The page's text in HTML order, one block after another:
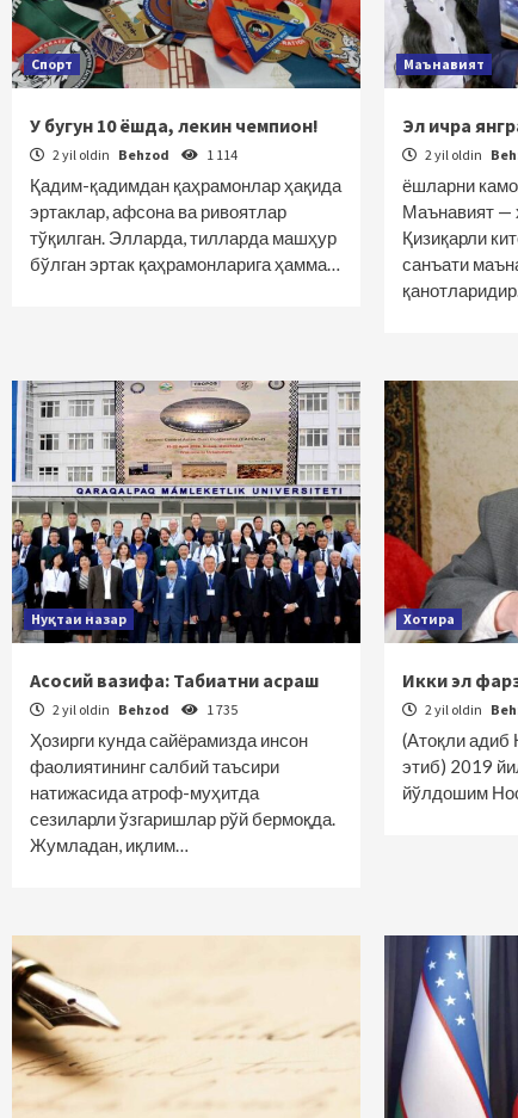
Спорт
У бугун 10 ёшда, лекин чемпион!
2 yil oldin Behzod 1 114
Қадим-қадимдан қаҳрамонлар ҳақида
эртаклар, афсона ва ривоятлар
тўқилган. Элларда, тилларда машҳур
бўлган эртак қаҳрамонларига ҳамма…
Маънавият
Эл ичра
2 yil oldin
ёшларни
Маънавият —
Қизиқарли
санъати
Нуқтаи назар
Асосий вазифа: Табиатни асраш
2 yil oldin Behzod 1 735
Ҳозирги кунда сайёрамизда инсон
фаолиятининг салбий таъсири
натижасида атроф-муҳитда
сезиларли ўзгаришлар рўй бермоқда.
Жумладан, иқлим…
Хотира
Икки эл
2 yil oldin
(Атоқли адиб
этиб) 2019
йўлдошим